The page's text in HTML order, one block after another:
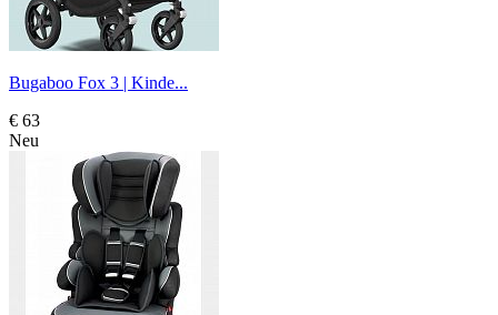
Bugaboo Fox 3 | Kinde...
€ 63
Neu